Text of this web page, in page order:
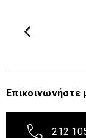
Επικοινωνήστε
212